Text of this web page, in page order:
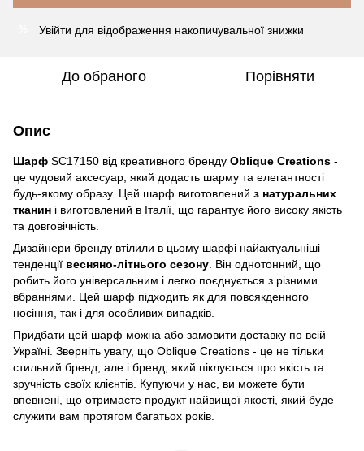
Увійти для відображення накопичувальної знижки
До обраного Порівняти
Опис
Шарф SC17150 від креативного бренду Oblique Creations -
це чудовий аксесуар, який додасть шарму та елегантності
будь-якому образу. Цей шарф виготовлений з натуральних
тканин і виготовлений в Італії, що гарантує його високу якість
та довговічність.
Дизайнери бренду втілили в цьому шарфі найактуальніші
тенденції весняно-літнього сезону . Він однотонний, що
робить його універсальним і легко поєднується з різними
вбраннями. Цей шарф підходить як для повсякденного
носіння, так і для особливих випадків.
Придбати цей шарф можна або замовити доставку по всій
Україні. Зверніть увагу, що Oblique Creations - це не тільки
стильний бренд, але і бренд, який піклується про якість та
зручність своїх клієнтів. Купуючи у нас, ви можете бути
впевнені, що отримаєте продукт найвищої якості, який буде
служити вам протягом багатьох років.